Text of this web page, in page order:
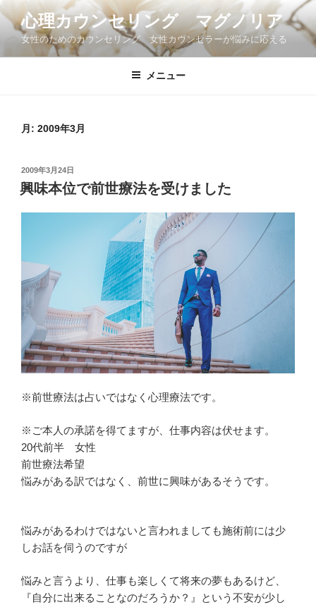
コ
ン
ン
心理カウンセリング マグノリア
女性のためのカウンセリング 女性カウンセラーが悩みに応える
メニュー
月: 2009年3月
投
稿
日:
2009年3月24日
興味本位で前世療法を受けました
※前世療法は占いではなく心理療法です。
※ご本人の承諾を得てますが、仕事内容は伏せます。
20代前半 女性
前世療法希望
悩みがある訳ではなく、前世に興味があるそうです。
悩みがあるわけではないと言われましても施術前には少
しお話を伺うのですが
悩みと言うより、仕事も楽しくて将来の夢もあるけど、
『自分に出来ることなのだろうか？』という不安が少し